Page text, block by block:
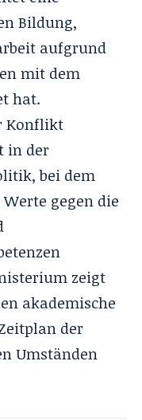
Bildung,
aufgrund
mit dem
hat.
Konflikt
in der
bei dem
gegen die
zeigt
akademische
der
Umständen